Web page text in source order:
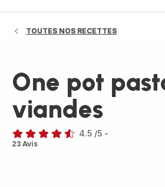
TOUTES NOS RECETTES
One pot
viandes
ratings.4.5
4.5 /5 -
23 Avis